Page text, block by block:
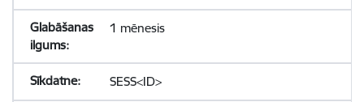
1 mēnesis
SESS<ID>